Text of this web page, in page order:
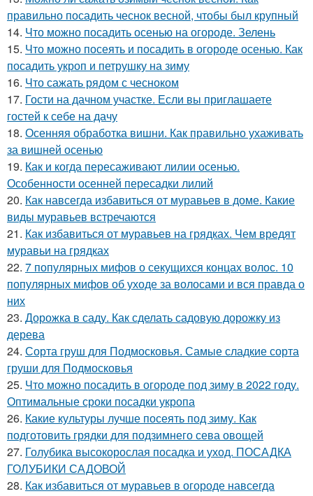
правильно посадить чеснок весной, чтобы был крупный
14. Что можно посадить осенью на огороде. Зелень
15. Что можно посеять и посадить в огороде осенью. Как
посадить укроп и петрушку на зиму
16. Что сажать рядом с чесноком
17. Гости на дачном участке. Если вы приглашаете
гостей к себе на дачу
18. Осенняя обработка вишни. Как правильно ухаживать
за вишней осенью
19. Как и когда пересаживают лилии осенью.
Особенности осенней пересадки лилий
20. Как навсегда избавиться от муравьев в доме. Какие
виды муравьев встречаются
21. Как избавиться от муравьев на грядках. Чем вредят
муравьи на грядках
22. 7 популярных мифов о секущихся концах волос. 10
популярных мифов об уходе за волосами и вся правда о
них
23. Дорожка в саду. Как сделать садовую дорожку из
дерева
24. Сорта груш для Подмосковья. Самые сладкие сорта
груши для Подмосковья
25. Что можно посадить в огороде под зиму в 2022 году.
Оптимальные сроки посадки укропа
26. Какие культуры лучше посеять под зиму. Как
подготовить грядки для подзимнего сева овощей
27. Голубика высокорослая посадка и уход. ПОСАДКА
ГОЛУБИКИ САДОВОЙ
28. Как избавиться от муравьев в огороде навсегда